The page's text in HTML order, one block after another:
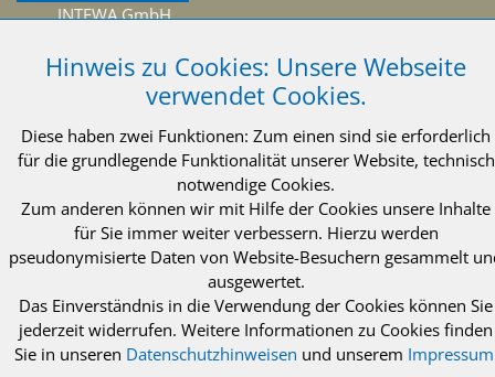
INTEWA GmbH
52068 Aachen
Deutschland
Telefon: +49 (0)241 96605 0
Telefax: +49 (0)241 96605 10
info@intewa.de
NEWSLETTER Abonnieren
© 2021 INTEWA GmbH Aachen Impressum
Hinweis zu Cookies: Unsere Webseite
verwendet Cookies.
Diese haben zwei Funktionen: Zum einen sind sie erforderlich
für die grundlegende Funktionalität unserer Website, technisch
notwendige Cookies.
Zum anderen können wir mit Hilfe der Cookies unsere Inhalte
für Sie immer weiter verbessern. Hierzu werden
pseudonymisierte Daten von Website-Besuchern gesammelt
ausgewertet.
Das Einverständnis in die Verwendung der Cookies können Sie
jederzeit widerrufen. Weitere Informationen zu Cookies finden
Sie in unseren Datenschutzhinweisen und unserem Impressum